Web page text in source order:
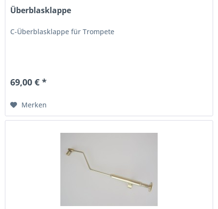
Überblasklappe
C-Überblasklappe für Trompete
69,00 € *
Merken